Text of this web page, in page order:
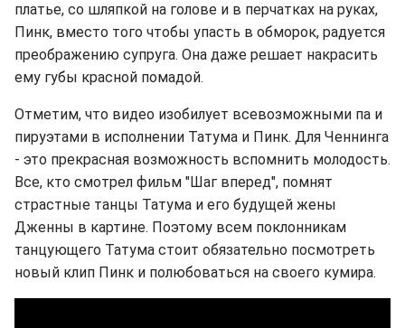
платье, со шляпкой на голове и в перчатках на руках,
Пинк, вместо того чтобы упасть в обморок, радуется
преображению супруга. Она даже решает накрасить
ему губы красной помадой.
Отметим, что видео изобилует всевозможными па и
пируэтами в исполнении Татума и Пинк. Для Ченнинга
- это прекрасная возможность вспомнить молодость.
Все, кто смотрел фильм "Шаг вперед", помнят
страстные танцы Татума и его будущей жены
Дженны в картине. Поэтому всем поклонникам
танцующего Татума стоит обязательно посмотреть
новый клип Пинк и полюбоваться на своего кумира.